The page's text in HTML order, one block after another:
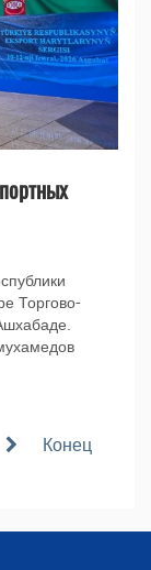
Торгово-
Конец